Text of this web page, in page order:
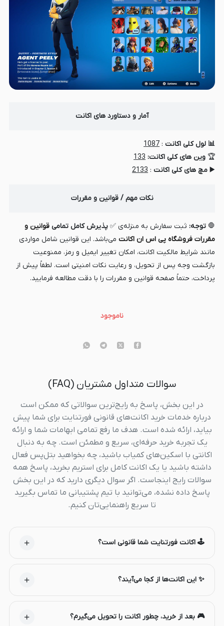
آمار و دستاورد های اکانت
📊 لول کلی اکانت :
1087
🏆 وین های کلی اکانت: 133
▶️ مچ های کلی اکانت :
2133
نکات مهم / قوانین و مقررات
🛑 توجه:ثبت سفارش به منزله‌ی ✅ پذیرش کامل تمامی قوانین و
مقررات فروشگاه پی اس ان اکانتمی‌باشد. این قوانین شامل مواردی
مانند شرایط مالکیت اکانت، امکان تغییر ایمیل و رمز، ممنوعیت
بازگشت وجه پس از تحویل، و رعایت نکات امنیتی است. لطفاً پیش از
پرداخت، حتماً صفحه قوانین و مقررات را با دقت مطالعه فرمایید.
ناموجود
سوالات متداول مشتریان (FAQ)
در این بخش، پاسخ به رایج‌ترین سوالاتی که ممکن است
درباره خدمات خرید اکانت‌های قانونی فورتنایت برای شما پیش
بیاید، ارائه شده است. هدف ما رفع تمامی ابهامات شما و ارائه
یک تجربه خرید حرفه‌ای، سریع و مطمئن است. چه به دنبال
اکانتی با اسکین‌های کمیاب باشید، چه بخواهید بتل‌پس فعال
داشته باشید یا یک اکانت کامل برای استریم بخرید، پاسخ همه
سوالات رایج اینجاست. اگر سوال دیگری دارید که در این بخش
پاسخ داده نشده، می‌توانید با تیم پشتیبانی ما تماس بگیرید
تا سریع راهنمایی‌تان کنیم.
🕹️ اکانت فورتنایت شما قانونی است؟
✨ این اکانت‌ها از کجا می‌آیند؟
🎮 بعد از خرید، چطور اکانت را تحویل می‌گیرم؟